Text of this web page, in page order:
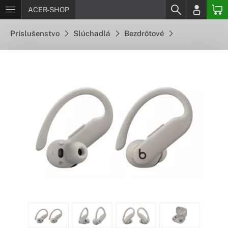
ACER-SHOP
Príslušenstvo Slúchadlá Bezdrôtové